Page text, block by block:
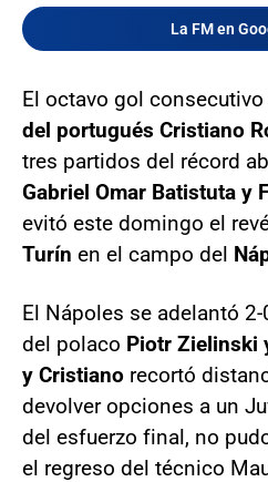
La FM en
El octavo gol consecutivo
del portugués Cristiano
tres partidos del récord
Gabriel Omar Batistuta y
evitó este domingo el
Turín en el campo del
El Nápoles se adelantó
del polaco Piotr Zielinski
y Cristiano recortó
devolver opciones a un
del esfuerzo final, no
el regreso del técnico